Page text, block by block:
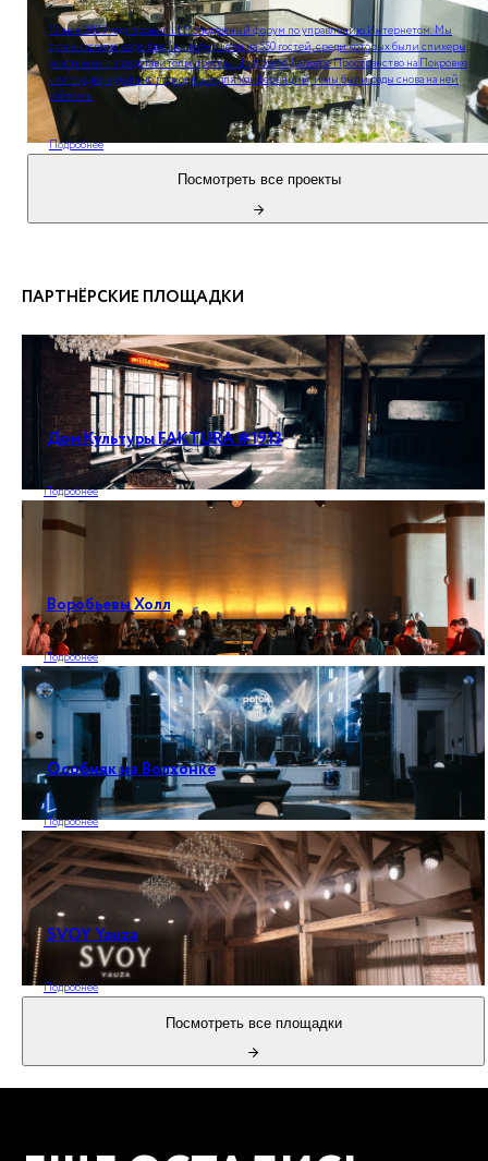
12 мая 2023 года прошел III Молодёжный форум по управлению Интернетом. Мы
организовали кофе-брейки и фуршеты на 550 гостей, среди которых были спикеры,
участники и представители прессы. Цифровое Деловое Пространство на Покровке
- площадка, идеально подходящая для конференций, и мы были рады снова на ней
работать.
Подробнее
Посмотреть все проекты
ПАРТНЁРСКИЕ ПЛОЩАДКИ
Дом Культуры FAKTURA #1913
Подробнее
Воробьевы Холл
Подробнее
Особняк на Волхонке
Подробнее
SVOY Yauza
Подробнее
Посмотреть все площадки